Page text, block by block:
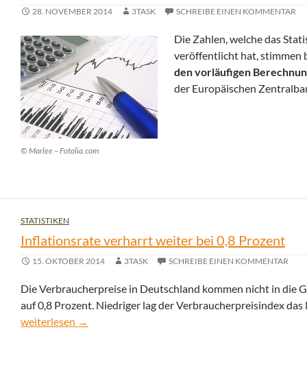
28. NOVEMBER 2014 3TASK SCHREIBE EINEN KOMMENTAR
© Marlee – Fotolia.com
Die Zahlen, welche das
veröffentlicht hat, stimmen
den vorläufigen
der Europäischen
STATISTIKEN
Inflationsrate verharrt weiter bei 0,8 Prozent
15. OKTOBER 2014 3TASK SCHREIBE EINEN KOMMENTAR
Die Verbraucherpreise in Deutschland kommen nicht in die
auf 0,8 Prozent. Niedriger lag der Verbraucherpreisindex
Inflationsrate verharrt weiter bei 0,8 Prozent
weiterlesen →